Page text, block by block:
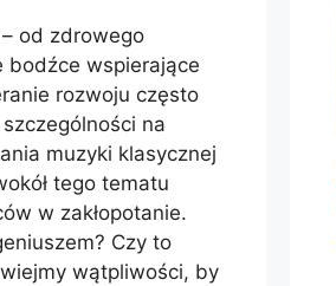
od zdrowego
bodźce wspierające
rozwoju często
na
muzyki klasycznej
tego tematu
w zakłopotanie.
Czy to
wątpliwości, by